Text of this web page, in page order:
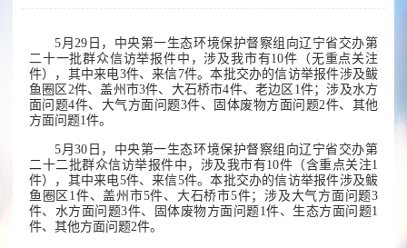
5月29日，中央第一生态环境保护督察组向辽宁省交办第
二十一批群众信访举报件中，涉及我市有10件（无重点关注
件），其中来电3件、来信7件。本批交办的信访举报件涉及鲅
鱼圈区2件、盖州市3件、大石桥市4件、老边区1件；涉及水方
面问题4件、大气方面问题3件、固体废物方面问题2件、其他
方面问题1件。
5月30日，中央第一生态环境保护督察组向辽宁省交办第
二十二批群众信访举报件中，涉及我市有10件（含重点关注1
件），其中来电5件、来信5件。本批交办的信访举报件涉及鲅
鱼圈区1件、盖州市5件、大石桥市5件；涉及大气方面问题3
件、水方面问题3件、固体废物方面问题1件、生态方面问题1
件、其他方面问题2件。